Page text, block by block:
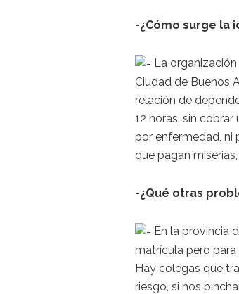
-¿Cómo surge la
La
Ciudad de Buenos
relación de
12 horas, sin
por enfermedad, ni
que pagan
-¿Qué otras
En la provincia
matrícula pero
Hay colegas que
riesgo, si nos